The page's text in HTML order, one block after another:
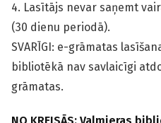
4. Lasītājs nevar saņemt
(30 dienu periodā).
SVARĪGI: e-grāmatas
bibliotēkā nav savlaicīgi
grāmatas.